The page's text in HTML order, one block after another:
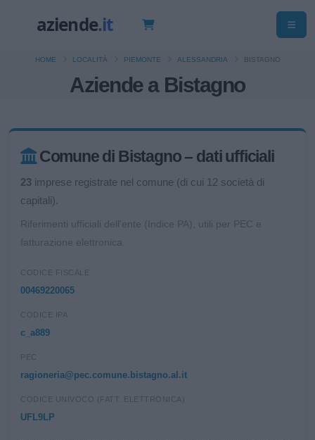
Aziende a Bistagno
HOME LOCALITÀ PIEMONTE ALESSANDRIA BISTAGNO
Comune di Bistagno – dati ufficiali
23 imprese registrate nel comune (di cui 12 società di
capitali).
Riferimenti ufficiali dell'ente (Indice PA), utili per PEC e
fatturazione elettronica.
CODICE FISCALE
00469220065
CODICE IPA
c_a889
PEC
ragioneria@pec.comune.bistagno.al.it
CODICE UNIVOCO (FATT. ELETTRONICA)
UFL9LP